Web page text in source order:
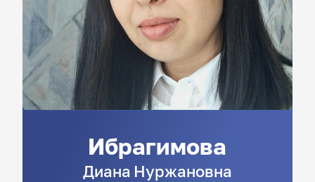
Ибрагимова
Диана Нуржановна